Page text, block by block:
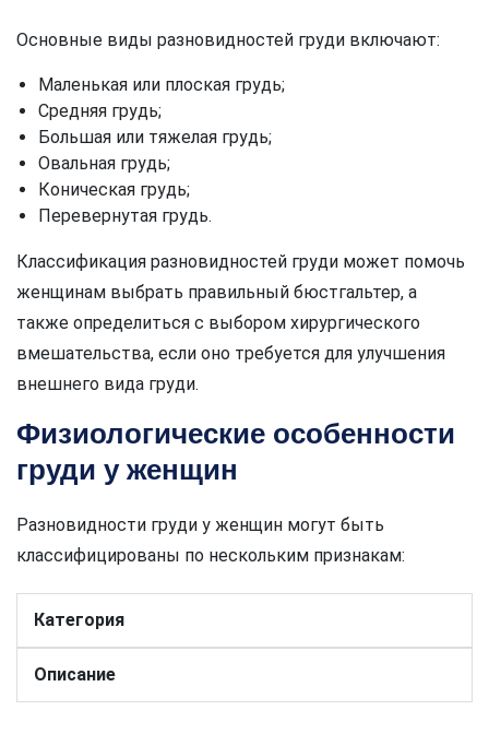
Основные виды разновидностей груди включают:
Маленькая или плоская грудь;
Средняя грудь;
Большая или тяжелая грудь;
Овальная грудь;
Коническая грудь;
Перевернутая грудь.
Классификация разновидностей груди может помочь
женщинам выбрать правильный бюстгальтер, а
также определиться с выбором хирургического
вмешательства, если оно требуется для улучшения
внешнего вида груди.
Физиологические особенности
груди у женщин
Разновидности груди у женщин могут быть
классифицированы по нескольким признакам:
Категория
Описание